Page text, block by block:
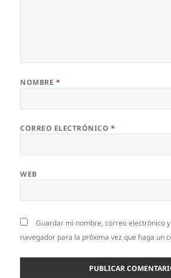
NOMBRE *
CORREO ELECTRÓNICO *
WEB
Guardar mi nombre, correo electrónico
navegador para la próxima vez que haga un